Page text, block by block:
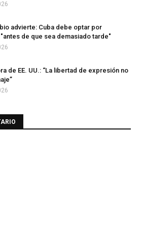
advierte: Cuba debe optar por
de que sea demasiado tarde"
de EE. UU.: “La libertad de expresión no